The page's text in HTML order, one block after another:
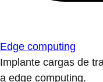
Edge computing
Implante cargas de
a edge computing.